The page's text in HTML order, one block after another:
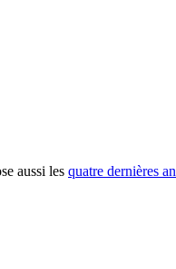
aussi les quatre dernières